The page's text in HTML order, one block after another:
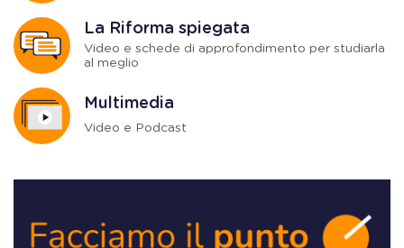
La Riforma spiegata
Video e schede di approfondimento per studiarla
al meglio
Multimedia
Video e Podcast